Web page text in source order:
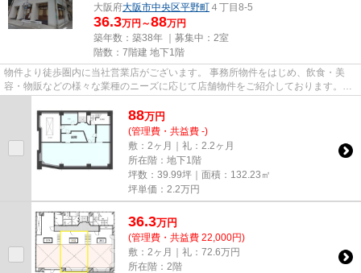
大阪府大阪市中央区平野町 ４丁目8-5
36.3万円～88万円
築年数：築38年 ｜募集中： 2室
階数：7階建 地下1階
物件より徒歩圏内に当社営業店がございます。 事務所物件をはじめ、飲食・美
容・物販などの様々な業種のニーズに応じて店舗物件をご紹介しております。
尚、弊社ではおとり広告は一切...
88万円
(管理費・共益費 -)
敷：2ヶ月｜礼：2.2ヶ月
所在階：地下1階
坪数：39.99坪｜面積：132.23㎡
坪単価： 2.2万円
36.3万円
(管理費・共益費 22,000円)
敷：2ヶ月｜礼：72.6万円
所在階：2階